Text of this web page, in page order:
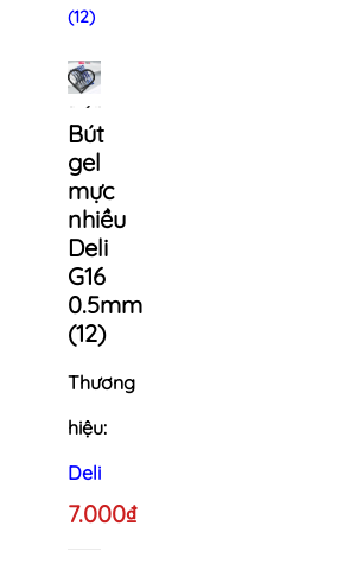
(12)
Bút
gel
mực
nhiều
Deli
G16
0.5mm
(12)
Thương
hiệu:
Deli
7.000₫